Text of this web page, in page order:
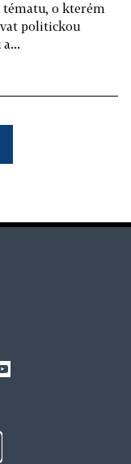
tématu, o kterém
politickou